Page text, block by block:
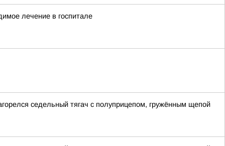
лечение в госпитале
седельный тягач с полуприцепом, гружённым щепой